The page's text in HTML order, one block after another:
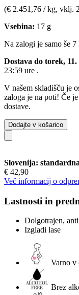
(€ 2.451,76 / kg, vklj.
Vsebina: 17 g
Na zalogi je samo še 7
Dostava do torek, 11.
23:59 ure .
V našem skladišču je
zaloga je na poti! Če
dostave.
Dodajte v košarico
Slovenija:
€ 42,90
Več informacij o
Lastnosti in
Dolgotrajen,
Izgladi lase
Varno v
Brez